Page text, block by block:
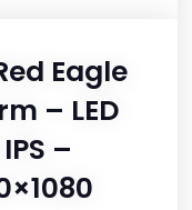
Eagle
– LED
–